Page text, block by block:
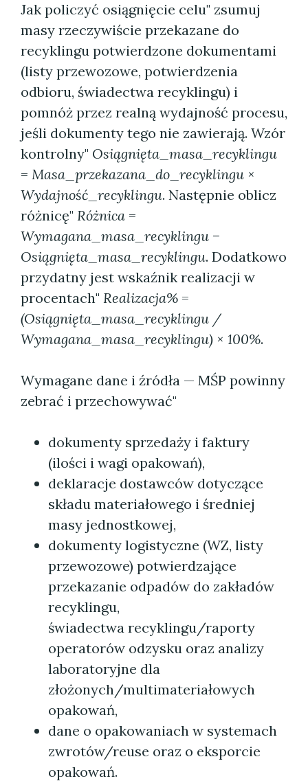
Jak policzyć osiągnięcie celu" zsumuj
masy rzeczywiście przekazane do
recyklingu potwierdzone dokumentami
(listy przewozowe, potwierdzenia
odbioru, świadectwa recyklingu) i
pomnóż przez realną wydajność procesu,
jeśli dokumenty tego nie zawierają. Wzór
kontrolny" Osiągnięta_masa_recyklingu
= Masa_przekazana_do_recyklingu ×
Wydajność_recyklingu. Następnie oblicz
różnicę" Różnica =
Wymagana_masa_recyklingu −
Osiągnięta_masa_recyklingu. Dodatkowo
przydatny jest wskaźnik realizacji w
procentach" Realizacja% =
(Osiągnięta_masa_recyklingu /
Wymagana_masa_recyklingu) × 100%.
Wymagane dane i źródła — MŚP powinny
zebrać i przechowywać"
dokumenty sprzedaży i faktury
(ilości i wagi opakowań),
deklaracje dostawców dotyczące
składu materiałowego i średniej
masy jednostkowej,
dokumenty logistyczne (WZ, listy
przewozowe) potwierdzające
przekazanie odpadów do zakładów
recyklingu,
świadectwa recyklingu/raporty
operatorów odzysku oraz analizy
laboratoryjne dla
złożonych/multimateriałowych
opakowań,
dane o opakowaniach w systemach
zwrotów/reuse oraz o eksporcie
opakowań.